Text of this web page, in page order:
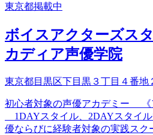
東京都掲載中
ボイスアクターズ
カディア声優学院
東京都目黒区下目黒３丁目４番地
初心者対象の声優アカデミー 《
1DAYスタイル、2DAYスタイ
優ならびに経験者対象の実践ス